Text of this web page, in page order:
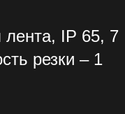
лента, IP 65, 7
резки – 1